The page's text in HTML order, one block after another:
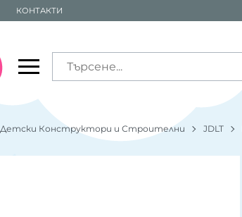
КОНТАКТИ
Детски Конструктори и Строителни JDLT